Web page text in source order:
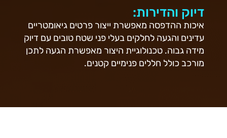
דיוק והדירות:
איכות ההדפסה מאפשרת ייצור פרטים גיאומטריים
עדינים והגעה לחלקים בעלי פני שטח טובים עם דיוק
מידה גבוה. טכנולוגיית היצור מאפשרת הגעה לתכן
מורכב כולל חללים פנימיים קטנים.